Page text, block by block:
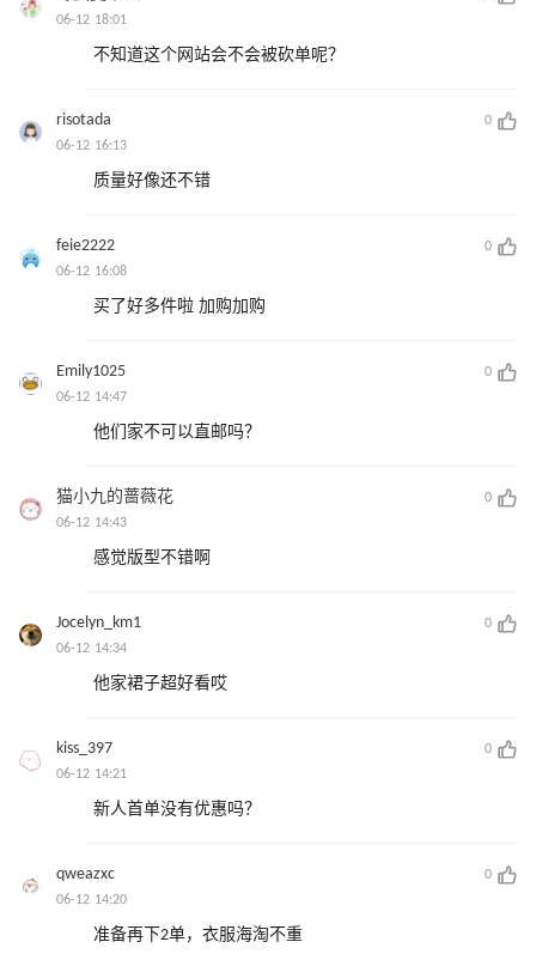
06-12 18:01
不知道这个网站会不会被砍单呢？
risotada
0
06-12 16:13
质量好像还不错
feie2222
0
06-12 16:08
买了好多件啦 加购加购
Emily1025
0
06-12 14:47
他们家不可以直邮吗？
猫小九的蔷薇花
0
06-12 14:43
感觉版型不错啊
Jocelyn_km1
0
06-12 14:34
他家裙子超好看哎
kiss_397
0
06-12 14:21
新人首单没有优惠吗？
qweazxc
0
06-12 14:20
准备再下2单，衣服海淘不重